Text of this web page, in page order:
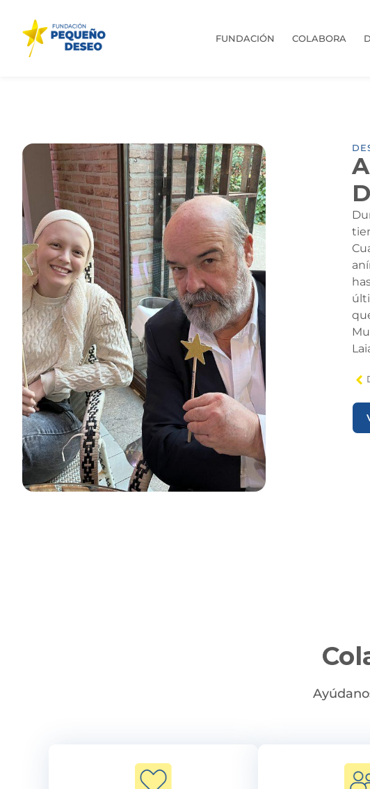
FUNDACIÓN COLABORA